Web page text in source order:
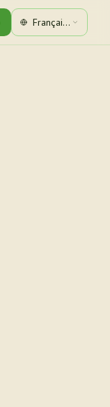
Français
(Canada)